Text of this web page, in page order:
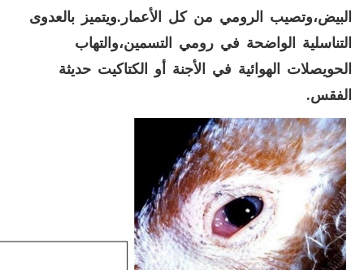
البيض،وتصيب الرومي من كل الأعمار.ويتميز بالعدوى
التناسلية الواضحة في رومي التسمين،والتهاب
الحويصلات الهوائية في الأجنة أو الكتاكيت حديثة
الفقس.